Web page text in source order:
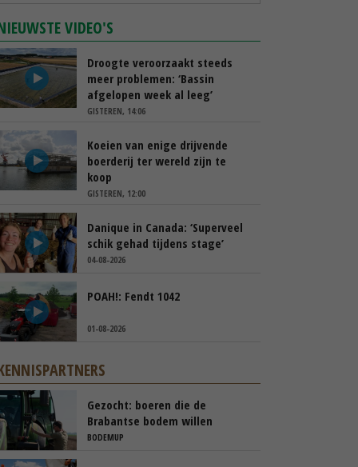
VIDEO'S
Droogte veroorzaakt steeds
meer problemen: ‘Bassin
afgelopen week al leeg’
GISTEREN, 14:06
Koeien van enige drijvende
boerderij ter wereld zijn te
koop
GISTEREN, 12:00
Danique in Canada: ‘Superveel
schik gehad tijdens stage’
04-08-2026
POAH!: Fendt 1042
01-08-2026
Gezocht: boeren die de
Brabantse bodem willen
verbeteren
BODEMUP